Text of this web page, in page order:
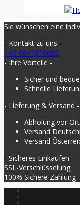
Sie wünschen eine
- Kontakt zu uns -
+43 6641516662
- Ihre Vorteile -
Sicher und
Schnelle
- Lieferung & Versand -
Abholung vor
Versand
Versand
- Sicheres Einkaufen -
SSL-Verschlüsselung
100% Sichere Zahlung